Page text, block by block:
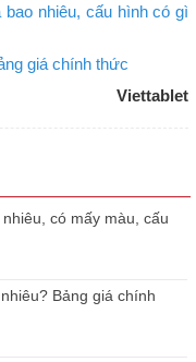
bao nhiêu, cấu hình có gì
giá chính thức
Viettablet
có mấy màu, cấu
Bảng giá chính